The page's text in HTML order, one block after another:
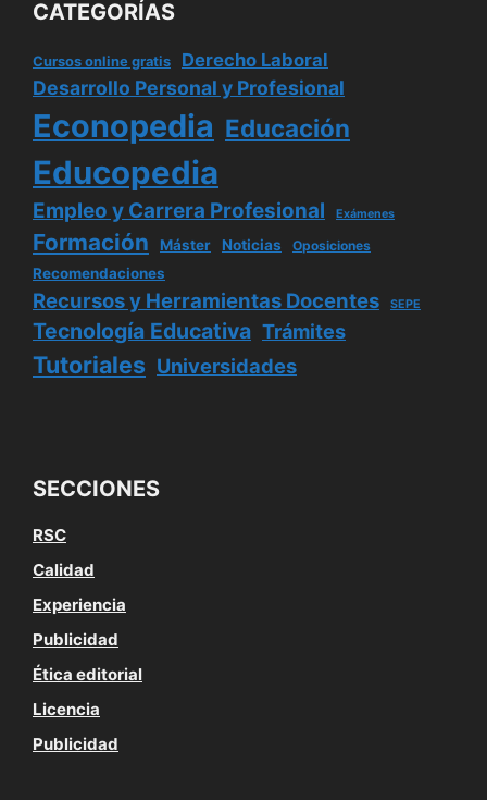
CATEGORÍAS
Cursos online gratis Derecho Laboral
Desarrollo Personal y Profesional
Econopedia Educación
Educopedia
Empleo y Carrera Profesional Exámenes
Formación Máster Noticias Oposiciones
Recomendaciones
Recursos y Herramientas Docentes SEPE
Tecnología Educativa Trámites
Tutoriales Universidades
SECCIONES
RSC
Calidad
Experiencia
Publicidad
Ética editorial
Licencia
Publicidad